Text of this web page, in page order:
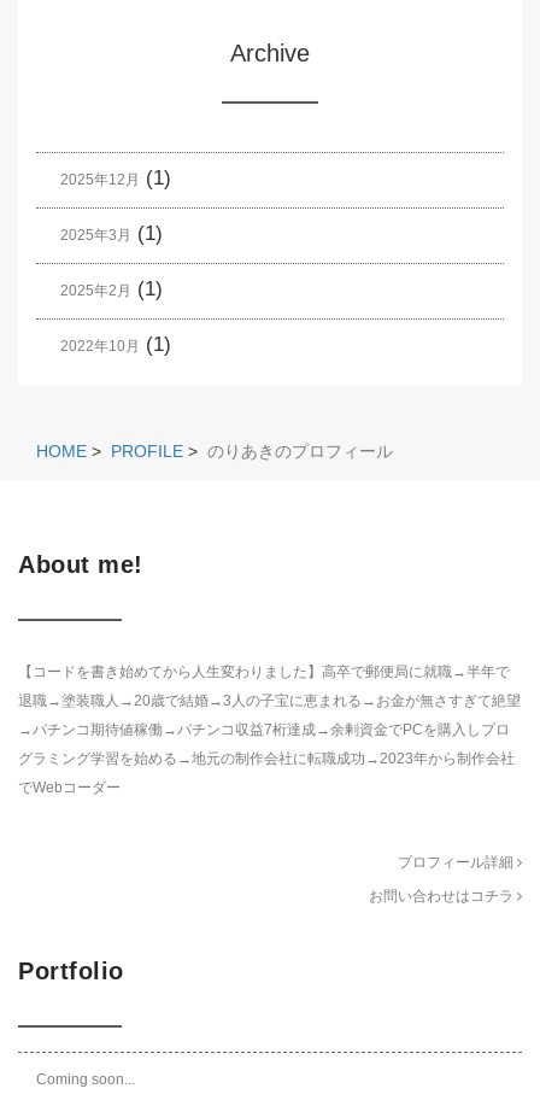
Archive
2025年12月 (1)
2025年3月 (1)
2025年2月 (1)
2022年10月 (1)
HOME > PROFILE > のりあきのプロフィール
About me!
【コードを書き始めてから人生変わりました】高卒で郵便局に就職→半年で
退職→塗装職人→20歳で結婚→3人の子宝に恵まれる→お金が無さすぎて絶望
→パチンコ期待値稼働→パチンコ収益7桁達成→余剰資金でPCを購入しプロ
グラミング学習を始める→地元の制作会社に転職成功→2023年から制作会社
でWebコーダー
プロフィール詳細
お問い合わせはコチラ
Portfolio
Coming soon...